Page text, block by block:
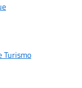
Turismo